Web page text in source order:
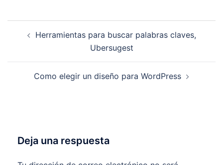
Navegación
entradas
Herramientas para buscar palabras claves,
Ubersugest
Como elegir un diseño para WordPress
Deja una respuesta